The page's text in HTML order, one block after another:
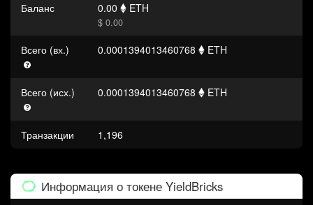
Баланс
0.00 ETH
$ 0.00
Всего (вх.) 0.0001394013460768 ETH
Всего (исх.) 0.0001394013460768 ETH
Транзакции 1,196
Информация о токене YieldBricks